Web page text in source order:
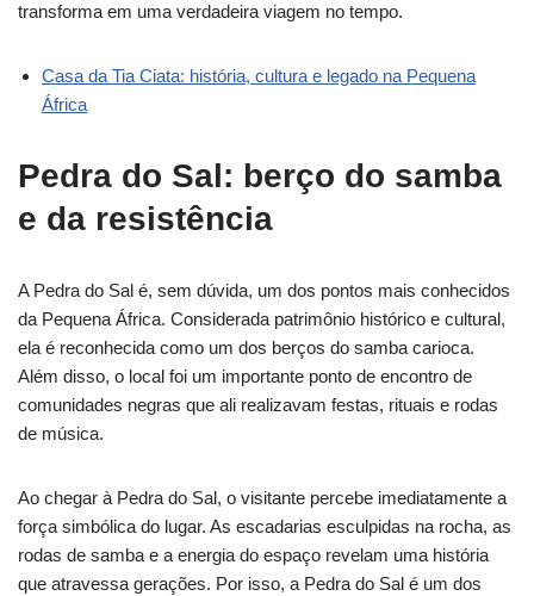
transforma em uma verdadeira viagem no tempo.
Casa da Tia Ciata: história, cultura e legado na Pequena
África
Pedra do Sal: berço do samba
e da resistência
A Pedra do Sal é, sem dúvida, um dos pontos mais conhecidos
da Pequena África. Considerada patrimônio histórico e cultural,
ela é reconhecida como um dos berços do samba carioca.
Além disso, o local foi um importante ponto de encontro de
comunidades negras que ali realizavam festas, rituais e rodas
de música.
Ao chegar à Pedra do Sal, o visitante percebe imediatamente a
força simbólica do lugar. As escadarias esculpidas na rocha, as
rodas de samba e a energia do espaço revelam uma história
que atravessa gerações. Por isso, a Pedra do Sal é um dos